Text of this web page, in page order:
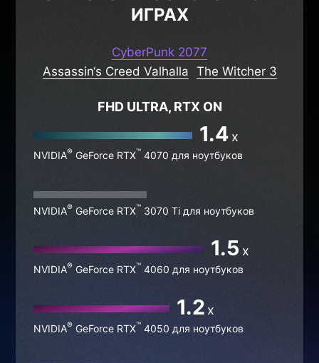
ИГРАХ
CyberPunk 2077
Assassin‘s Creed Valhalla The Witcher 3
FHD ULTRA, RTX ON
1.4 x
NVIDIA® GeForce RTX™ 4070 для ноутбуков
NVIDIA® GeForce RTX™ 3070 Ti для ноутбуков
1.5 x
NVIDIA® GeForce RTX™ 4060 для ноутбуков
1.2 x
NVIDIA® GeForce RTX™ 4050 для ноутбуков